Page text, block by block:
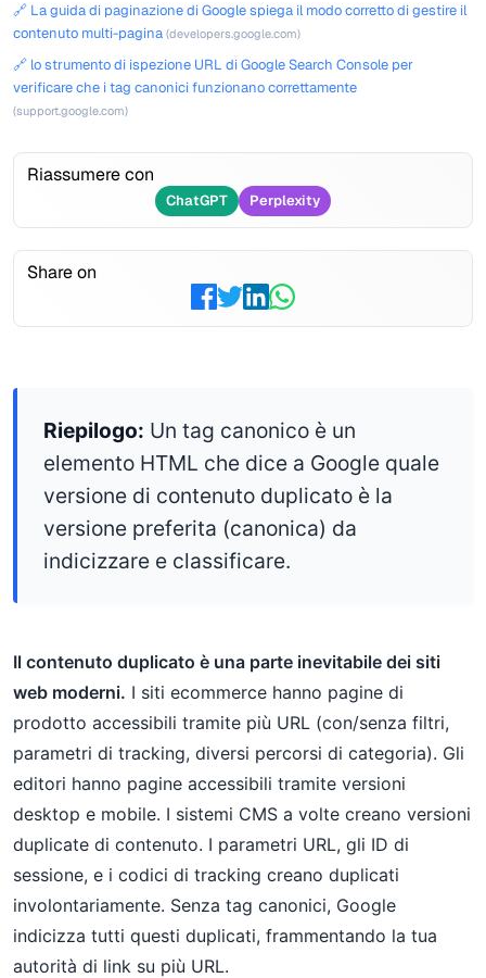
🔗 La guida di paginazione di Google spiega il modo corretto di gestire il
contenuto multi-pagina (developers.google.com)
🔗 lo strumento di ispezione URL di Google Search Console per
verificare che i tag canonici funzionano correttamente
(support.google.com)
Riassumere con
ChatGPT Perplexity
Share on
Riepilogo: Un tag canonico è un
elemento HTML che dice a Google quale
versione di contenuto duplicato è la
versione preferita (canonica) da
indicizzare e classificare.
Il contenuto duplicato è una parte inevitabile dei siti
web moderni. I siti ecommerce hanno pagine di
prodotto accessibili tramite più URL (con/senza filtri,
parametri di tracking, diversi percorsi di categoria). Gli
editori hanno pagine accessibili tramite versioni
desktop e mobile. I sistemi CMS a volte creano versioni
duplicate di contenuto. I parametri URL, gli ID di
sessione, e i codici di tracking creano duplicati
involontariamente. Senza tag canonici, Google
indicizza tutti questi duplicati, frammentando la tua
autorità di link su più URL.